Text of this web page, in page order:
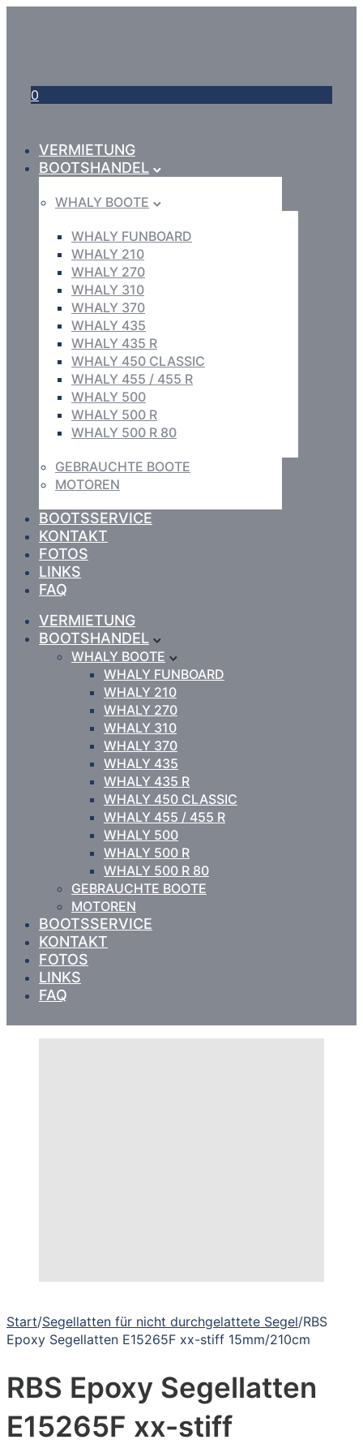
0
VERMIETUNG
BOOTSHANDEL
WHALY BOOTE
WHALY FUNBOARD
WHALY 210
WHALY 270
WHALY 310
WHALY 370
WHALY 435
WHALY 435 R
WHALY 450 CLASSIC
WHALY 455 / 455 R
WHALY 500
WHALY 500 R
WHALY 500 R 80
GEBRAUCHTE BOOTE
MOTOREN
BOOTSSERVICE
KONTAKT
FOTOS
LINKS
FAQ
VERMIETUNG
BOOTSHANDEL
WHALY BOOTE
WHALY FUNBOARD
WHALY 210
WHALY 270
WHALY 310
WHALY 370
WHALY 435
WHALY 435 R
WHALY 450 CLASSIC
WHALY 455 / 455 R
WHALY 500
WHALY 500 R
WHALY 500 R 80
GEBRAUCHTE BOOTE
MOTOREN
BOOTSSERVICE
KONTAKT
FOTOS
LINKS
FAQ
Start/Segellatten für nicht durchgelattete Segel/RBS
Epoxy Segellatten E15265F xx-stiff 15mm/210cm
RBS Epoxy Segellatten
E15265F xx-stiff